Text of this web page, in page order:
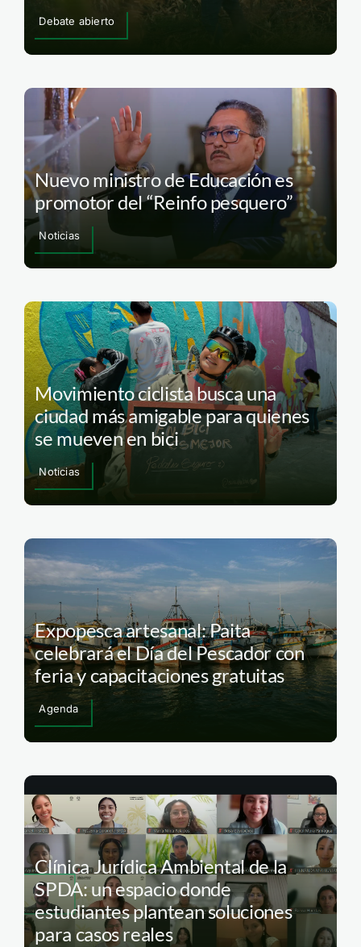
Debate abierto
Nuevo ministro de Educación es
promotor del “Reinfo pesquero”
Noticias
Movimiento ciclista busca una
ciudad más amigable para quienes
se mueven en bici
Noticias
Expopesca artesanal: Paita
celebrará el Día del Pescador con
feria y capacitaciones gratuitas
Agenda
Clínica Jurídica Ambiental de la
SPDA: un espacio donde
estudiantes plantean soluciones
para casos reales